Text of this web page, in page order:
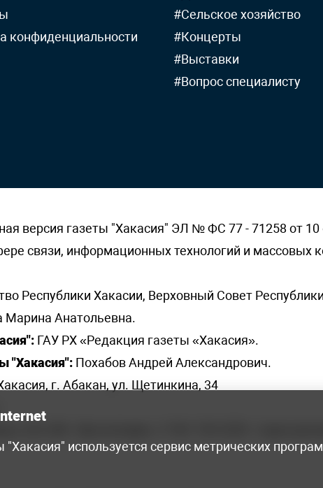
конфиденциальности
#Сельское хозяйство
#Концерты
#Выставки
#Вопрос специалисту
версия газеты "Хакасия" ЭЛ № ФС 77 - 71258 от 10
связи, информационных технологий и массовых
Республики Хакасии, Верховный Совет
Марина Анатольевна.
ГАУ РХ «Редакция газеты «Хакасия».
"Хакасия": Похабов Андрей Александрович.
г. Абакан, ул. Щетинкина, 34
"Хакасия" используется сервис метрических